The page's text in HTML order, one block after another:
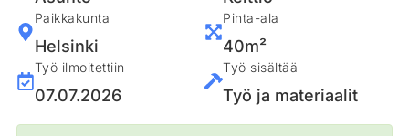
Paikkakunta
Helsinki
Työ ilmoitettiin
07.07.2026
Pinta-ala
40m²
Työ sisältää
Työ ja materiaalit